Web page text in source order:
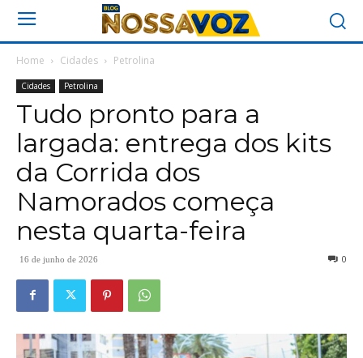
Home Cidades Petrolina
Cidades Petrolina
Tudo pronto para a
largada: entrega dos kits
da Corrida dos
Namorados começa
nesta quarta-feira
16 de junho de 2026 0